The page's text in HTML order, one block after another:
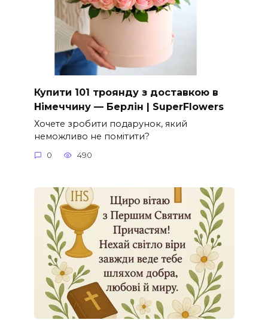
Купити 101 троянду з доставкою в
Німеччину — Берлін | SuperFlowers
Хочете зробити подарунок, який
неможливо не помітити?
0 490